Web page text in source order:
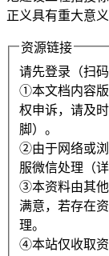
正义具有重大意
资源链接
请先登录（扫
①本文档内容版
权申诉，请及
脚）。
②由于网络或浏
服微信处理（
③本资料由其他
满意，若存在
理。
④本站仅收取资